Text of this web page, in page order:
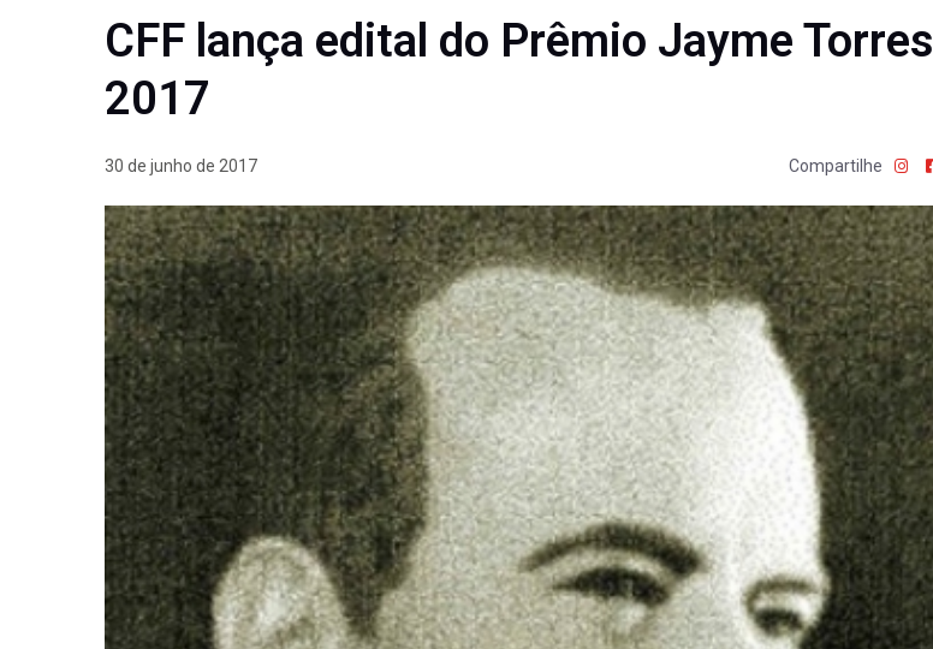
CFF lança edital do Prêmio Jayme Torres
2017
30 de junho de 2017 Compartilhe